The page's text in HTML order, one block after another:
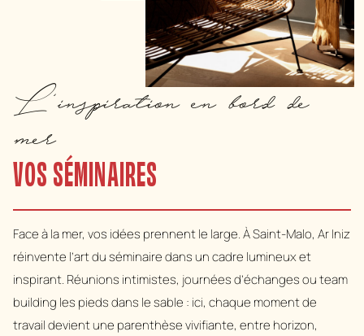
L'inspiration en bord de
mer
VOS SÉMINAIRES
Face à la mer, vos idées prennent le large. À Saint-Malo, Ar Iniz
réinvente l’art du séminaire dans un cadre lumineux et
inspirant. Réunions intimistes, journées d’échanges ou team
building les pieds dans le sable : ici, chaque moment de
travail devient une parenthèse vivifiante, entre horizon,